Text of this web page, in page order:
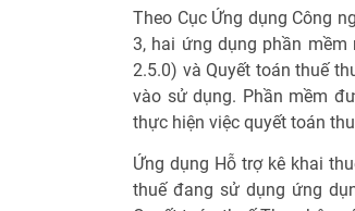
Theo Cục Ứng dụng Công
3, hai ứng dụng phần mềm
2.5.0) và Quyết toán thuế
vào sử dụng. Phần mềm
thực hiện việc quyết toán
Ứng dụng Hỗ trợ kê khai
thuế đang sử dụng ứng